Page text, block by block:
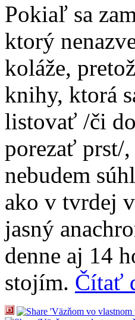
Pokiaľ sa
ktorý
koláže,
knihy, ktorá
listovať /či
porezať prst/
nebudem
ako v tvrdej
jasný
denne aj 14
stojím. Čítať